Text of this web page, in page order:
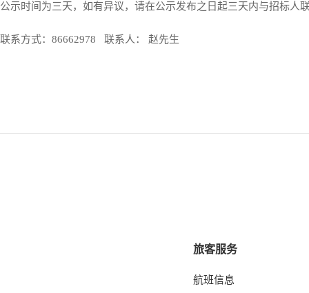
公示时间为三天，如有异议，请在公示发布之日起三天内与招标人
联系方式：86662978 联系人： 赵先生
旅客服务
航班信息